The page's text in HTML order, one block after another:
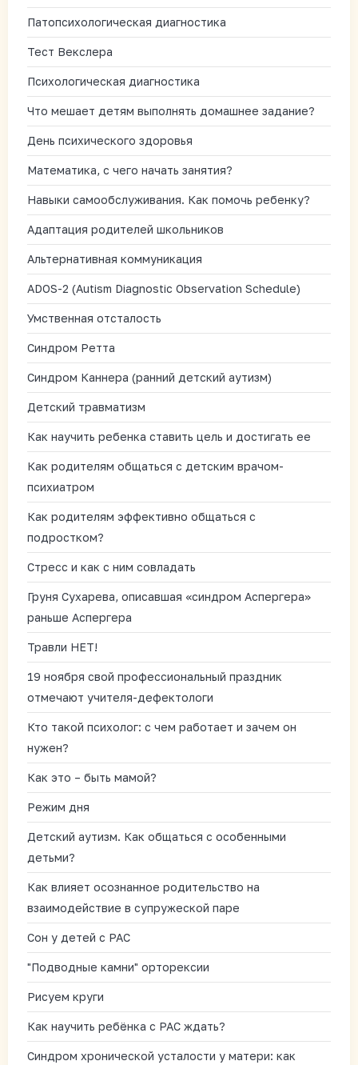
Патопсихологическая диагностика
Тест Векслера
Психологическая диагностика
Что мешает детям выполнять домашнее задание?
День психического здоровья
Математика, с чего начать занятия?
Навыки самообслуживания. Как помочь ребенку?
Адаптация родителей школьников
Альтернативная коммуникация
ADOS-2 (Autism Diagnostic Observation Schedule)
Умственная отсталость
Синдром Ретта
Синдром Каннера (ранний детский аутизм)
Детский травматизм
Как научить ребенка ставить цель и достигать ее
Как родителям общаться с детским врачом-
психиатром
Как родителям эффективно общаться с
подростком?
Стресс и как с ним совладать
Груня Сухарева, описавшая «синдром Аспергера»
раньше Аспергера
Травли НЕТ!
19 ноября свой профессиональный праздник
отмечают учителя-дефектологи
Кто такой психолог: с чем работает и зачем он
нужен?
Как это – быть мамой?
Режим дня
Детский аутизм. Как общаться с особенными
детьми?
Как влияет осознанное родительство на
взаимодействие в супружеской паре
Сон у детей с РАС
"Подводные камни" орторексии
Рисуем круги
Как научить ребёнка с РАС ждать?
Синдром хронической усталости у матери: как